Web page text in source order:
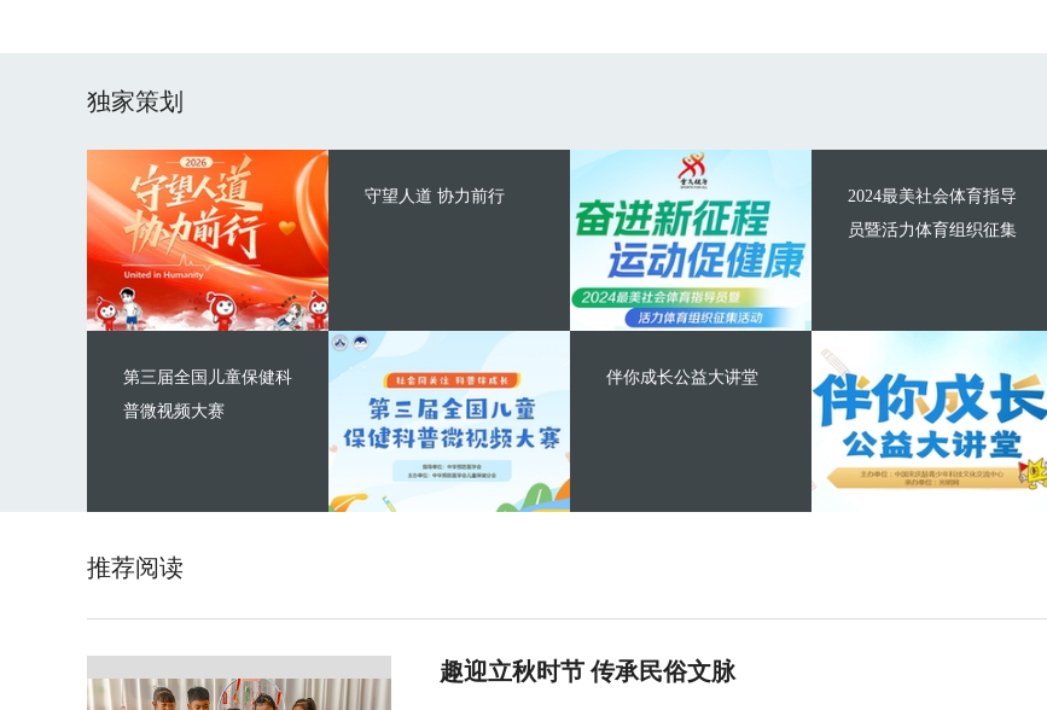
独家策划
守望人道 协力前行
第三届全国儿童保健科
普微视频大赛
2024最美社会体育指导
员暨活力体育组织征集
伴你成长公益大讲堂
推荐阅读
趣迎立秋时节 传承民俗文脉